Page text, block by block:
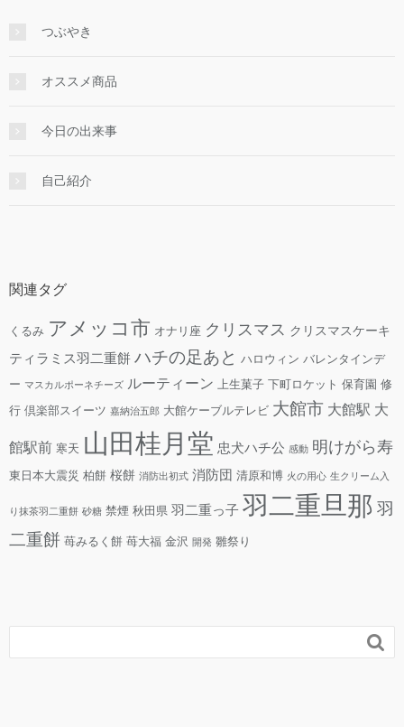
つぶやき
オススメ商品
今日の出来事
自己紹介
関連タグ
くるみ アメッコ市 オナリ座 クリスマス クリスマスケーキ
ティラミス羽二重餅 ハチの足あと ハロウィン バレンタインデ
ー マスカルポーネチーズ ルーティーン 上生菓子 下町ロケット 保育園 修
行 倶楽部スイーツ 嘉納治五郎 大館ケーブルテレビ 大館市 大館駅 大
館駅前 寒天 山田桂月堂 忠犬ハチ公 感動 明けがら寿
東日本大震災 柏餅 桜餅 消防出初式 消防団 清原和博 火の用心 生クリーム入
り抹茶羽二重餅 砂糖 禁煙 秋田県 羽二重っ子 羽二重旦那 羽
二重餅 苺みるく餅 苺大福 金沢 開発 雛祭り
